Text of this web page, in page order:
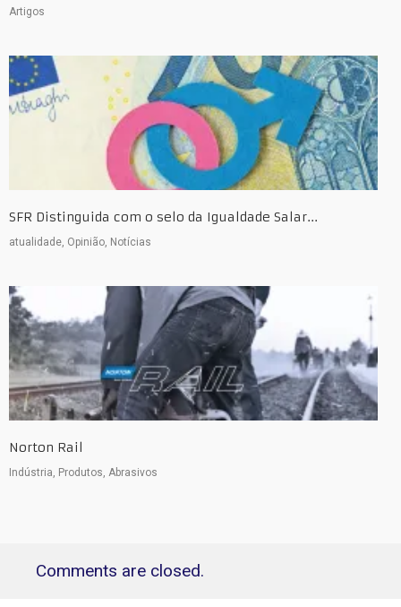
Artigos
SFR Distinguida com o selo da Igualdade Salar...
atualidade, Opinião, Notícias
Norton Rail
Indústria, Produtos, Abrasivos
Comments are closed.